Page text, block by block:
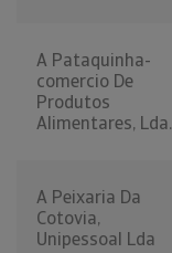
A Pataquinha-
comercio De
Produtos
Alimentares, Lda.
A Peixaria Da
Cotovia,
Unipessoal Lda